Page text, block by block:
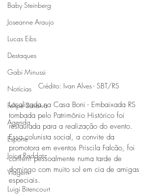
Baby Steinberg
Joseanne Araujo
Lucas Eibs
Destaques
Gabi Minussi
Notícias
Felipe Saraiva
Agenda
Esporte
Joice Raddatz
Viagem
Luigi Bitencourt
Crédito: Ivan Alves - SBT/RS
Localizada na Casa Boni - Embaixada RS
tombada pelo Patrimônio Histórico foi
restaurada para a realização do evento.
Essa colunista social, a convite da
promotora em eventos Priscila Falcão, foi
conferir pessoalmente numa tarde de
domingo com muito sol em cia de amigas
especiais.